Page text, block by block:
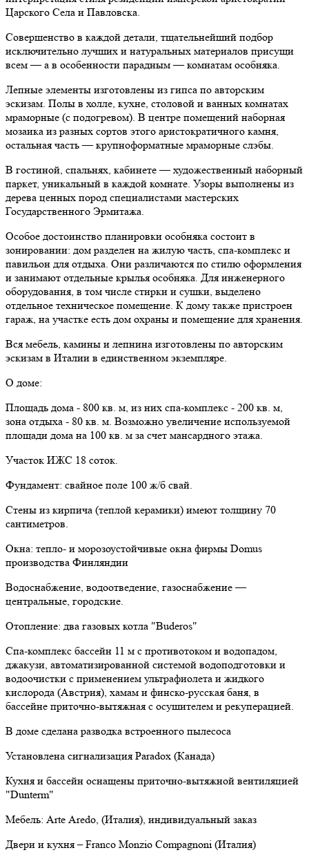
Царского Села и Павловска.
Совершенство в каждой детали, тщательнейший подбор
исключительно лучших и натуральных материалов присущи
всем — а в особенности парадным — комнатам особняка.
Лепные элементы изготовлены из гипса по авторским
эскизам. Полы в холле, кухне, столовой и ванных комнатах
мраморные (с подогревом). В центре помещений наборная
мозаика из разных сортов этого аристократичного камня,
остальная часть — крупноформатные мраморные слэбы.
В гостиной, спальнях, кабинете — художественный наборный
паркет, уникальный в каждой комнате. Узоры выполнены из
дерева ценных пород специалистами мастерских
Государственного Эрмитажа.
Особое достоинство планировки особняка состоит в
зонировании: дом разделен на жилую часть, спа-комплекс и
павильон для отдыха. Они различаются по стилю оформления
и занимают отдельные крылья особняка. Для инженерного
оборудования, в том числе стирки и сушки, выделено
отдельное техническое помещение. К дому также пристроен
гараж, на участке есть дом охраны и помещение для хранения.
Вся мебель, камины и лепнина изготовлены по авторским
эскизам в Италии в единственном экземпляре.
О доме:
Площадь дома - 800 кв. м, из них спа-комплекс - 200 кв. м,
зона отдыха - 80 кв. м. Возможно увеличение используемой
площади дома на 100 кв. м за счет мансардного этажа.
Участок ИЖС 18 соток.
Фундамент: свайное поле 100 ж/б свай.
Стены из кирпича (теплой керамики) имеют толщину 70
сантиметров.
Окна: тепло- и морозоустойчивые окна фирмы Domus
производства Финляндии
Водоснабжение, водоотведение, газоснабжение —
центральные, городские.
Отопление: два газовых котла "Buderos"
Спа-комплекс бассейн 11 м с противотоком и водопадом,
джакузи, автоматизированной системой водоподготовки и
водоочистки с применением ультрафиолета и жидкого
кислорода (Австрия), хамам и финско-русская баня, в
бассейне приточно-вытяжная с осушителем и рекуперацией.
В доме сделана разводка встроенного пылесоса
Установлена сигнализация Paradox (Канада)
Кухня и бассейн оснащены приточно-вытяжной вентиляцией
"Dunterm"
Мебель: Artе Aredo, (Италия), индивидуальный заказ
Двери и кухня – Franco Monzio Compagnoni (Италия)